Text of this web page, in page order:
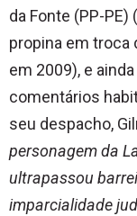
da Fonte (PP-
propina em troca
em 2009), e
comentários
seu despacho,
personagem da
ultrapassou
imparcialidade